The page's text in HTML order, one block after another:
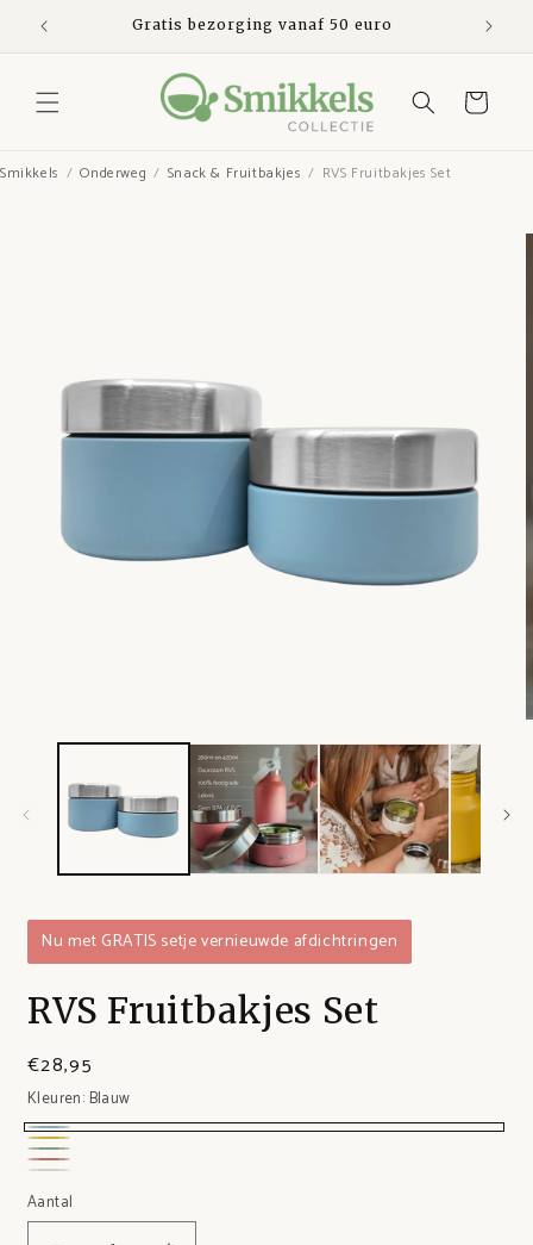
naar de
content
Gratis bezorging vanaf 50 euro
Winkelwagen
Smikkels Onderweg Snack & Fruitbakjes RVS Fruitbakjes Set
Nu met GRATIS setje vernieuwde afdichtringen
RVS Fruitbakjes Set
€28,95
Kleuren: Blauw
Blauw
Geel
Groen
Roze
wit
Aantal